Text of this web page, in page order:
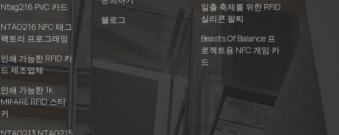
Ntag216 PVC 카드
NTAG216 NFC 태그
팩토리 프로그래밍
인쇄 가능한 RFID 카
드 제조업체
인쇄 가능한 1k
MIFARE RFID 스티
커
블로그
일출 축제를 위한 RFID
실리콘 팔찌
Beasts Of Balance 프
로젝트용 NFC 게임 카
드